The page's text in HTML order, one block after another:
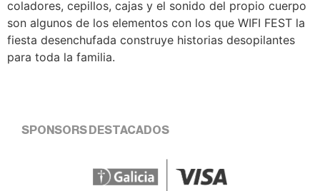
coladores, cepillos, cajas y el sonido del propio cuerpo
son algunos de los elementos con los que WIFI FEST la
fiesta desenchufada construye historias desopilantes
para toda la familia.
SPONSORS DESTACADOS